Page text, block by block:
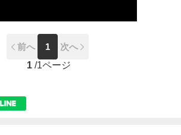
前へ 1
次へ
1 /1ページ